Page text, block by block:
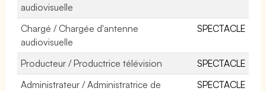
audiovisuelle
Chargé / Chargée d'antenne
audiovisuelle
SPECTACLE
Producteur / Productrice télévision
SPECTACLE
Administrateur / Administratrice de
SPECTACLE